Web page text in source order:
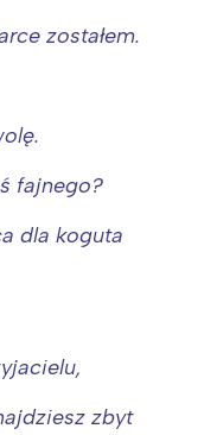
zostałem.
fajnego?
dla koguta
zbyt